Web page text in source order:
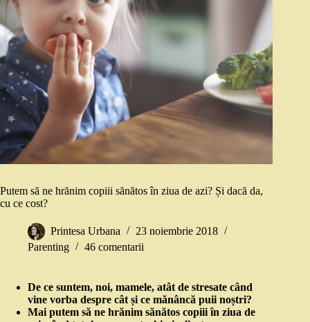
Putem să ne hrănim copiii sănătos în ziua de azi? Și dacă da,
cu ce cost?
Printesa Urbana
23 noiembrie 2018
Parenting
46 comentarii
De ce suntem, noi, mamele, atât de stresate când
vine vorba despre cât și ce mănâncă puii noștri?
Mai putem să ne hrănim sănătos copiii în ziua de